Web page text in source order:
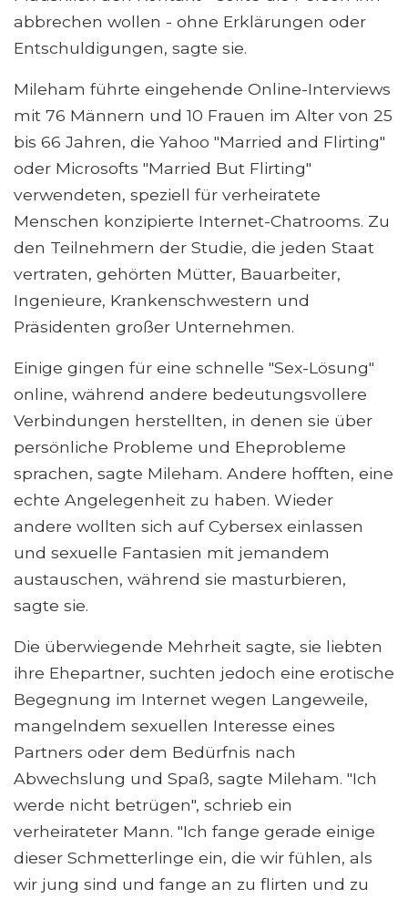
abbrechen wollen - ohne Erklärungen oder
Entschuldigungen, sagte sie.
Mileham führte eingehende Online-Interviews
mit 76 Männern und 10 Frauen im Alter von 25
bis 66 Jahren, die Yahoo "Married and Flirting"
oder Microsofts "Married But Flirting"
verwendeten, speziell für verheiratete
Menschen konzipierte Internet-Chatrooms. Zu
den Teilnehmern der Studie, die jeden Staat
vertraten, gehörten Mütter, Bauarbeiter,
Ingenieure, Krankenschwestern und
Präsidenten großer Unternehmen.
Einige gingen für eine schnelle "Sex-Lösung"
online, während andere bedeutungsvollere
Verbindungen herstellten, in denen sie über
persönliche Probleme und Eheprobleme
sprachen, sagte Mileham. Andere hofften, eine
echte Angelegenheit zu haben. Wieder
andere wollten sich auf Cybersex einlassen
und sexuelle Fantasien mit jemandem
austauschen, während sie masturbieren,
sagte sie.
Die überwiegende Mehrheit sagte, sie liebten
ihre Ehepartner, suchten jedoch eine erotische
Begegnung im Internet wegen Langeweile,
mangelndem sexuellen Interesse eines
Partners oder dem Bedürfnis nach
Abwechslung und Spaß, sagte Mileham. "Ich
werde nicht betrügen", schrieb ein
verheirateter Mann. "Ich fange gerade einige
dieser Schmetterlinge ein, die wir fühlen, als
wir jung sind und fange an zu flirten und zu